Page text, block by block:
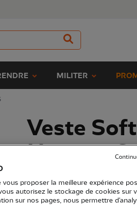
MILITER
Veste
Homme S
125,00 €
proposer la meilleure expérience
autorisez le stockage de cookies sur
sur nos pages, nous permettre